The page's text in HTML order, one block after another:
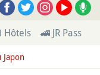
Hôtels 🚄 JR Pass
Japon